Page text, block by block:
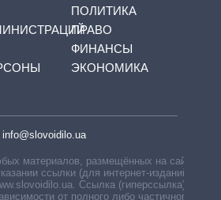
ПОЛИТИКА
ПРАВО
ФИНАНСЫ
ЭКОНОМИКА
info@slovoidilo.ua
материалов, размещённых на сайте,
ссылки (для интернет-изданий —
Ссылка (гиперссылка)
от полного либо частичного